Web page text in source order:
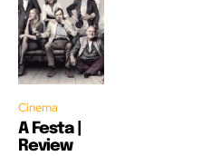
Cinema
A Festa |
Review